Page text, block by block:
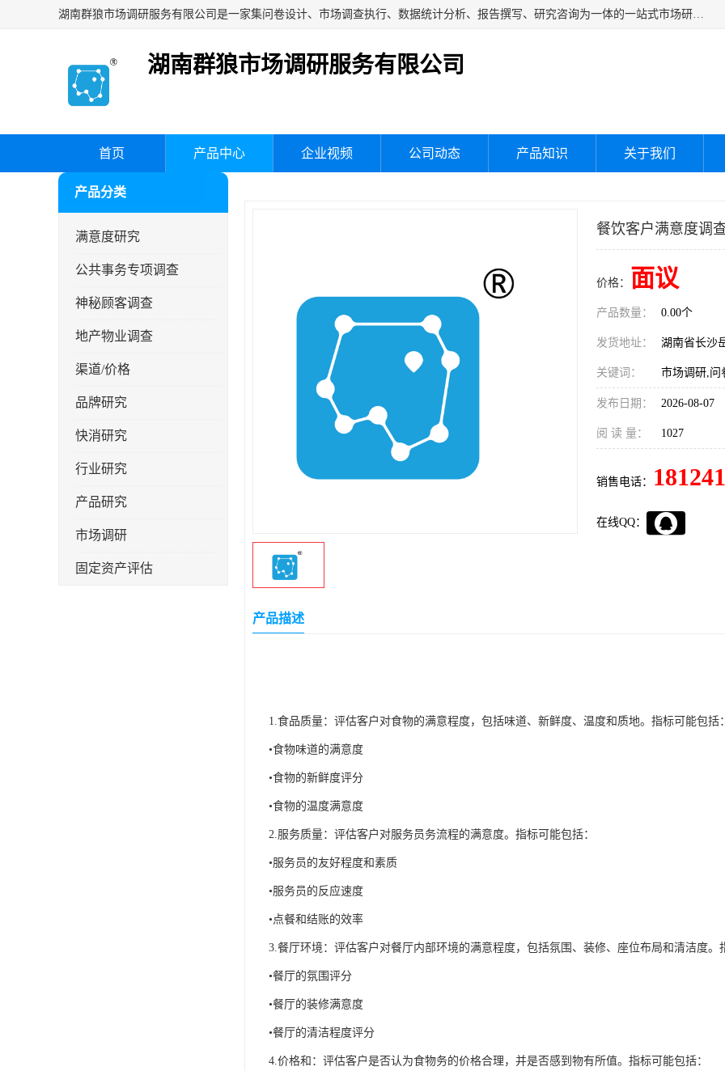
湖南群狼市场调研服务有限公司是一家集问卷设计、市场调查执行、数据统计分析、报告撰写、研究咨询为一体的一站式市场研究服务机构，主要服务：市场调研、三方评估、满意度研究、快消研究、地产物业调查、品牌研究、神秘顾客调查、行业研究、产品研究、公共事务专项调查等。
湖南群狼市场调研服务有限公司
首页 产品中心 企业视频 公司动态 产品知识 关于我们
产品分类
满意度研究
公共事务专项调查
神秘顾客调查
地产物业调查
渠道/价格
品牌研究
快消研究
行业研究
产品研究
市场调研
固定资产评估
餐饮客户满意度调
价格： 面议
产品数量： 0.00个
发货地址： 湖南省长沙
关键词： 市场调研,问
发布日期： 2026-08-07
阅 读 量： 1027
销售电话：
在线QQ：
产品描述
1.食品质量：评估客户对食物的满意程度，包括味道、新鲜度、温度和质地。指标可能包括：
•食物味道的满意度
•食物的新鲜度评分
•食物的温度满意度
2.服务质量：评估客户对服务员务流程的满意度。指标可能包括：
•服务员的友好程度和素质
•服务员的反应速度
•点餐和结账的效率
3.餐厅环境：评估客户对餐厅内部环境的满意程度，包括氛围、装修、座位布局和清洁度。
•餐厅的氛围评分
•餐厅的装修满意度
•餐厅的清洁程度评分
4.价格和：评估客户是否认为食物务的价格合理，并是否感到物有所值。指标可能包括：